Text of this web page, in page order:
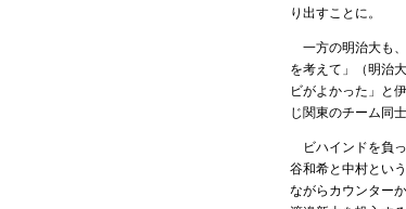
り出すことに。
一方の明治大も
を考えて」（明治
ビがよかった」と
じ関東のチーム同
ビハインドを負
谷和希と中村とい
ながらカウンター